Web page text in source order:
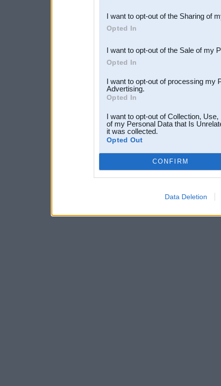
Downstream Participants
third parties.
I want to opt-out of the Sharing of
Opted In
I want to opt-out of the Sale of my
Opted In
I want to opt-out of processing my
Advertising.
Opted In
I want to opt-out of Collection,
of my Personal Data that Is
it was collected.
Opted Out
CONFIRM
Data Deletion